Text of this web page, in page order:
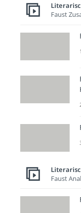
Faust
Faust